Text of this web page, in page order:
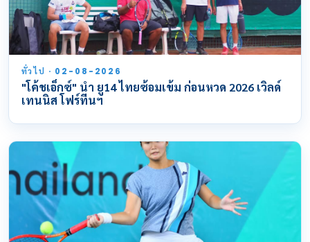
ทั่วไป · 02-08-2026
"โค้ชเอ็กซ์" นำ ยู14 ไทยซ้อมเข้ม ก่อนหวด 2026 เวิลด์
เทนนิส โฟร์ทีนฯ